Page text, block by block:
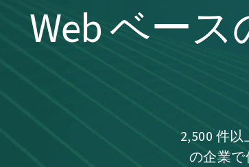
Web ベース
2,500 件
の企業